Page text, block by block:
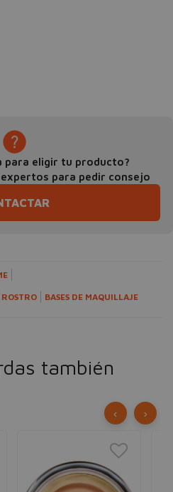
para eligir tu producto?
para pedir consejo
ROSTRO BASES DE MAQUILLAJE
también
‹ ›